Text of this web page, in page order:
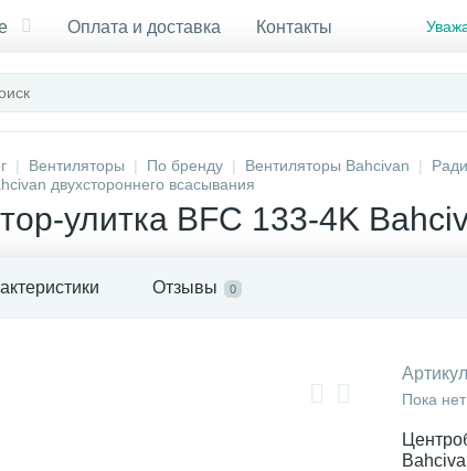
Оплата и доставка Контакты
Вентиляторы По бренду Вентиляторы Bahcivan
двухстороннего всасывания
улитка BFC 133-4K
Отзывы 0
Пока